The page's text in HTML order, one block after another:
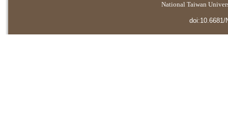
National Taiwan
doi:10.6681/